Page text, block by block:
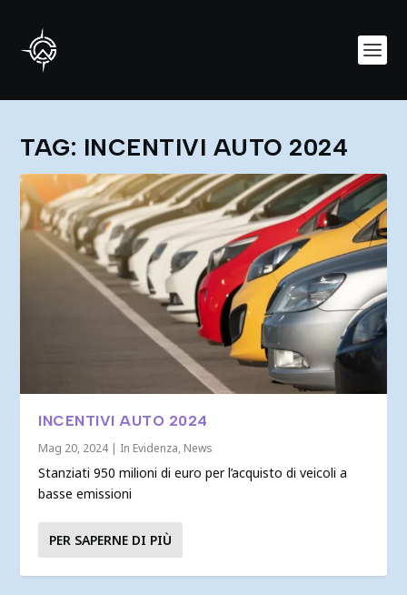
TAG: INCENTIVI AUTO 2024
INCENTIVI AUTO 2024
Mag 20, 2024 | In Evidenza, News
Stanziati 950 milioni di euro per l’acquisto di veicoli a
basse emissioni
PER SAPERNE DI PIÙ